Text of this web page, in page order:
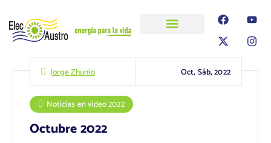
Jorge Zhunio Oct, Sáb, 2022
Noticias en video 2022
Octubre 2022